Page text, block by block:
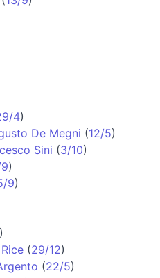
4)
De Megni (12/5)
Sini (3/10)
)
9)
)
(29/12)
(22/5)